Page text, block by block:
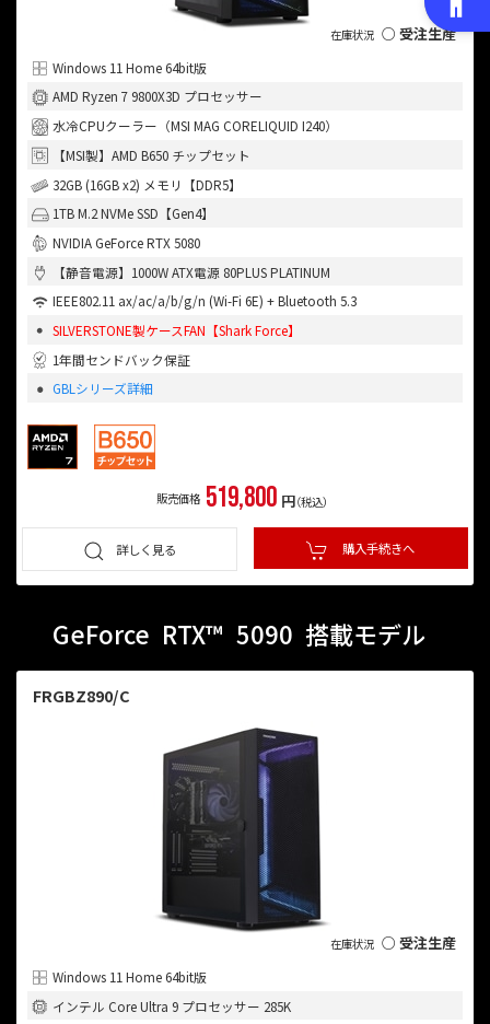
○ 受注生産
Windows 11 Home 64bit版
AMD Ryzen 7 9800X3D プロセッサー
水冷CPUクーラー（MSI MAG CORELIQUID I240）
【MSI製】AMD B650 チップセット
32GB (16GB x2) メモリ【DDR5】
1TB M.2 NVMe SSD【Gen4】
NVIDIA GeForce RTX 5080
【静音電源】1000W ATX電源 80PLUS PLATINUM
IEEE802.11 ax/ac/a/b/g/n (Wi-Fi 6E) + Bluetooth 5.3
SILVERSTONE製ケースFAN【Shark Force】
1年間センドバック保証
GBLシリーズ詳細
販売価格 519,800 円（税込）
詳しく見る 購入手続きへ
GeForce RTX™ 5090 搭載モデル
FRGBZ890/C
○ 受注生産
Windows 11 Home 64bit版
インテル Core Ultra 9 プロセッサー 285K